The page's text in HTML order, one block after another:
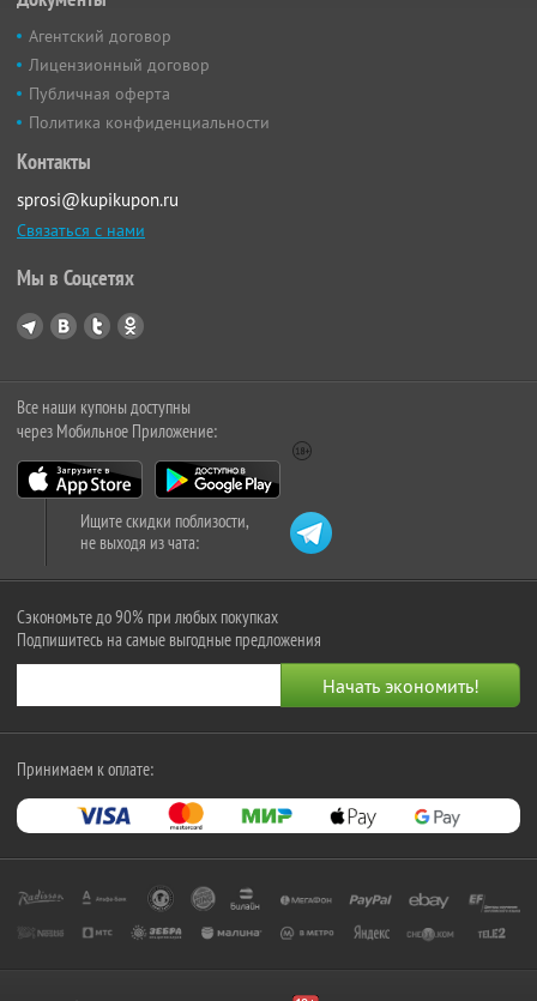
Агентский договор
Лицензионный договор
Публичная оферта
Политика конфиденциальности
Контакты
sprosi@kupikupon.ru
Связаться с нами
Мы в Соцсетях
Все наши купоны доступны
через Мобильное Приложение:
Ищите скидки поблизости,
не выходя из чата:
Сэкономьте до 90% при любых покупках
Подпишитесь на самые выгодные предложения
Принимаем к оплате: